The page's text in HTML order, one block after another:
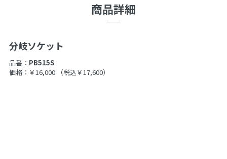
商品詳細
分岐ソケット
品番： PB515S
価格：￥16,000
（税込￥17,600）